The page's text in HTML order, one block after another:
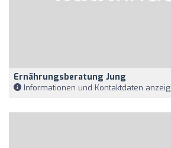
Ernährungsberatung Jung
Informationen und Kontaktdaten